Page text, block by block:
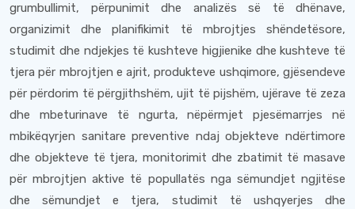
grumbullimit, përpunimit dhe analizës së të dhënave,
organizimit dhe planifikimit të mbrojtjes shëndetësore,
studimit dhe ndjekjes të kushteve higjienike dhe kushteve të
tjera për mbrojtjen e ajrit, produkteve ushqimore, gjësendeve
për përdorim të përgjithshëm, ujit të pijshëm, ujërave të zeza
dhe mbeturinave të ngurta, nëpërmjet pjesëmarrjes në
mbikëqyrjen sanitare preventive ndaj objekteve ndërtimore
dhe objekteve të tjera, monitorimit dhe zbatimit të masave
për mbrojtjen aktive të popullatës nga sëmundjet ngjitëse
dhe sëmundjet e tjera, studimit të ushqyerjes dhe